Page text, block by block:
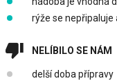
rýže se nepřipaluje
NELÍBILO SE NÁM
delší doba přípravy